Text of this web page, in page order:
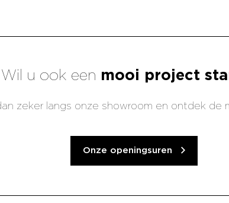
Wil u ook een mooi project
zeker langs onze showroom en ontdek de
Onze openingsuren